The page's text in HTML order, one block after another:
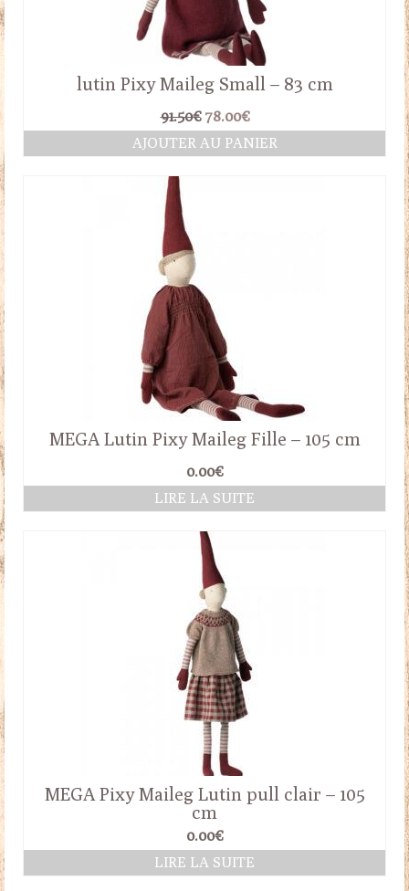
lutin Pixy Maileg Small – 83 cm
91.50€ Le
prix
initial
78.00€Le
prix
actuel
AJOUTER AU PANIER
MEGA Lutin Pixy Maileg Fille – 105 cm
0.00€
LIRE LA SUITE
MEGA Pixy Maileg Lutin pull clair – 105
cm
0.00€
LIRE LA SUITE